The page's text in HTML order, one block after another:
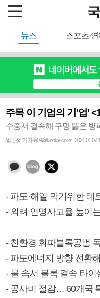
뉴스 스포츠·연
주목 이 기업의 기'업'
수중서 결속해 구멍 뚫은 방
임은정 기자 iej09@kookje.co.kr | 2021.01.07
- 파도·해일 막기위한 테
- 외려 인명사고율 높이
- 친환경 회파블록공법
- 파도에너지 방향 전환
- 물 속서 블록 결속 타이
- 공사비 절감… 60개국